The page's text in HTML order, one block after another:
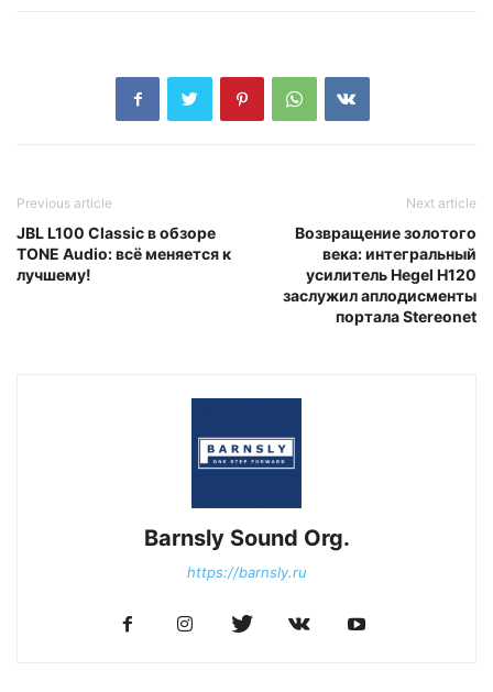
Previous article
JBL L100 Classic в обзоре
TONE Audio: всё меняется к
лучшему!
Next article
Возвращение золотого
века: интегральный
усилитель Hegel H120
заслужил аплодисменты
портала Stereonet
Barnsly Sound Org.
https://barnsly.ru